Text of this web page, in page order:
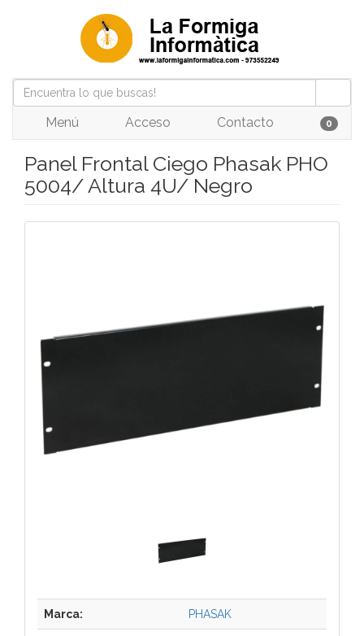
Menú Acceso Contacto 0
Panel Frontal Ciego Phasak PHO
5004/ Altura 4U/ Negro
Marca: PHASAK